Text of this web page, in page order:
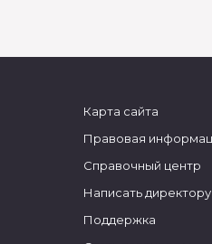
Карта сайта
Правовая
Справочный центр
Написать директору
Поддержка